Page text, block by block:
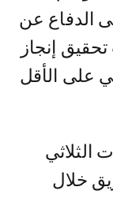
الدفاع عن
إنجاز
على الأقل
الثلاثي
خلال